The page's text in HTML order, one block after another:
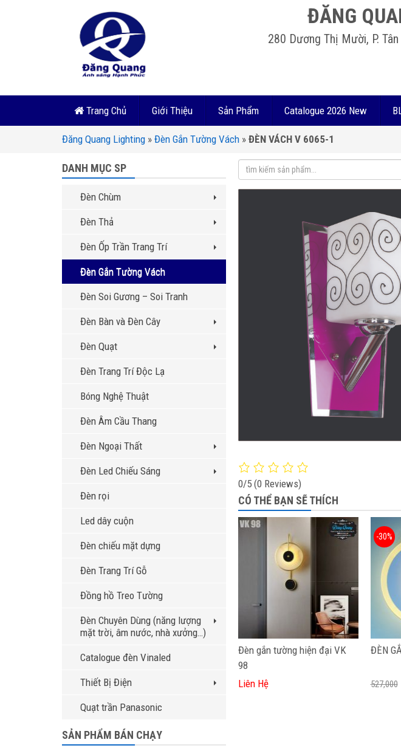
ĐĂNG
280 Dương Thị Mười, P.
Trang Chủ Giới Thiệu Sản Phẩm Catalogue 2026 New
Đăng Quang Lighting » Đèn Gắn Tường Vách » ĐÈN VÁCH V 6065-1
0/5 (0 Reviews)
CÓ THỂ BẠN SẼ THÍCH
Đèn gắn tường hiện đại VK
98
Liên Hệ
ĐÈN
-30%
527,000
DANH MỤC SP
Đèn Chùm
Đèn Thả
Đèn Ốp Trần Trang Trí
Đèn Gắn Tường Vách
Đèn Soi Gương – Soi Tranh
Đèn Bàn và Đèn Cây
Đèn Quạt
Đèn Trang Trí Độc Lạ
Bóng Nghệ Thuật
Đèn Âm Cầu Thang
Đèn Ngoại Thất
Đèn Led Chiếu Sáng
Đèn rọi
Led dây cuộn
Đèn chiếu mặt dựng
Đèn Trang Trí Gỗ
Đồng hồ Treo Tường
Đèn Chuyên Dùng (năng lượng
mặt trời, âm nước, nhà xưởng…)
Catalogue đèn Vinaled
Thiết Bị Điện
Quạt trần Panasonic
SẢN PHẨM BÁN CHẠY